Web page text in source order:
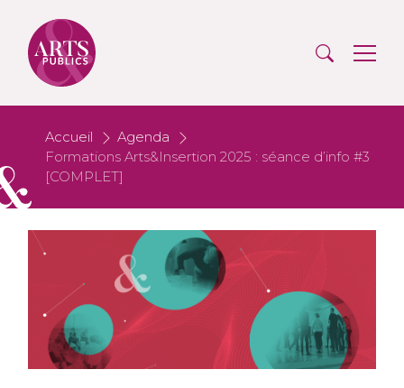
Accueil
Agenda
Formations Arts&Insertion 2025 : séance d’info #3
[COMPLET]